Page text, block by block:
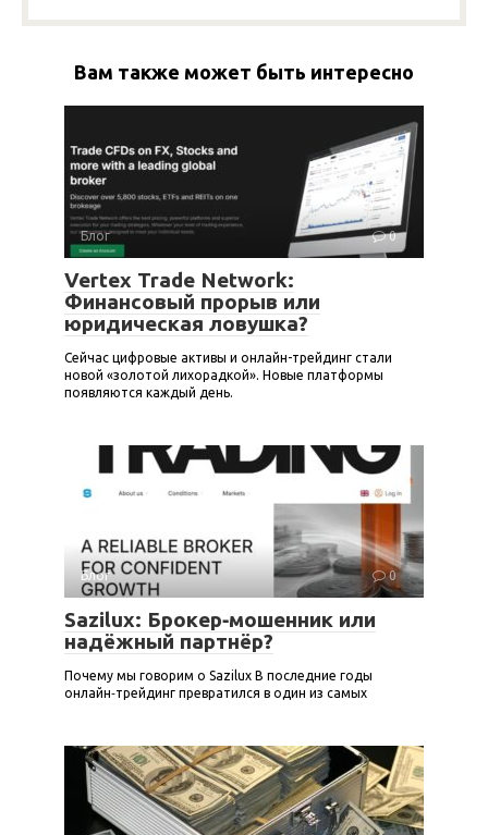
Вам также может быть интересно
Блог 0
Vertex Trade Network:
Финансовый прорыв или
юридическая ловушка?
Сейчас цифровые активы и онлайн-трейдинг стали
новой «золотой лихорадкой». Новые платформы
появляются каждый день.
Блог 0
Sazilux: Брокер‑мошенник или
надёжный партнёр?
Почему мы говорим о Sazilux В последние годы
онлайн‑трейдинг превратился в один из самых